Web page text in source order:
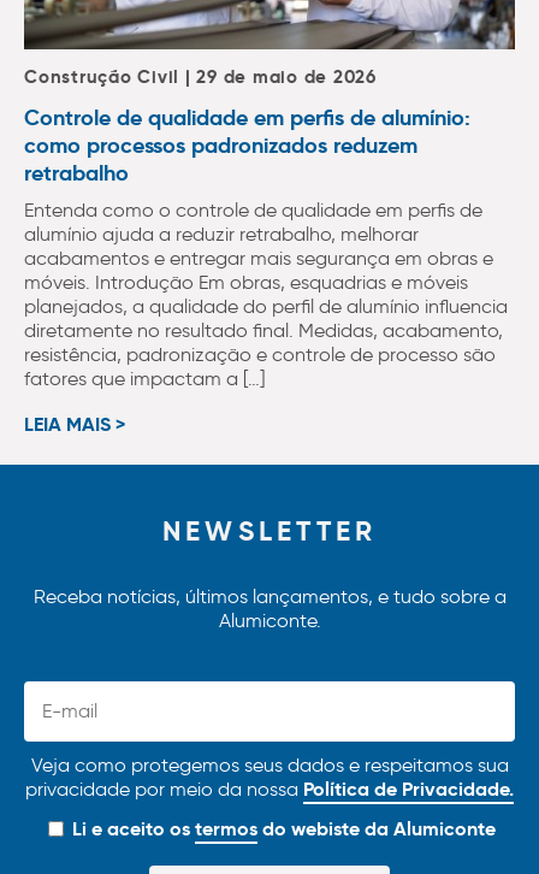
Construção Civil | 29 de maio de 2026
Controle de qualidade em perfis de alumínio:
como processos padronizados reduzem
retrabalho
Entenda como o controle de qualidade em perfis de
alumínio ajuda a reduzir retrabalho, melhorar
acabamentos e entregar mais segurança em obras e
móveis. Introdução Em obras, esquadrias e móveis
planejados, a qualidade do perfil de alumínio influencia
diretamente no resultado final. Medidas, acabamento,
resistência, padronização e controle de processo são
fatores que impactam a […]
LEIA MAIS >
NEWSLETTER
Receba notícias, últimos lançamentos, e tudo sobre a
Alumiconte.
Veja como protegemos seus dados e respeitamos sua
privacidade por meio da nossa Política de Privacidade.
Li e aceito ostermosdo webiste da Alumiconte